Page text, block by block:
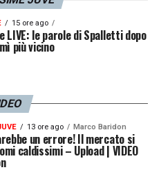
15 ore ago
LIVE: le parole di Spalletti dopo
più vicino
13 ore ago Marco Baridon
un errore! Il mercato si
caldissimi – Upload | VIDEO